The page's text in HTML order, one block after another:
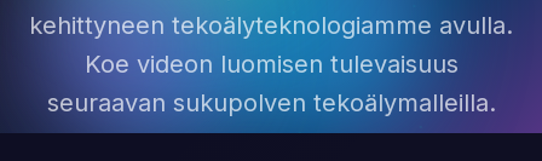
kehittyneen tekoälyteknologiamme avulla.
Koe videon luomisen tulevaisuus
seuraavan sukupolven tekoälymalleilla.